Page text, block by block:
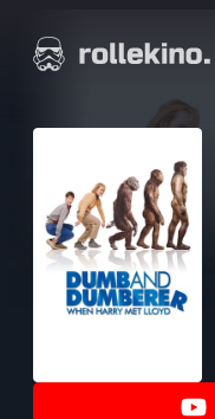
suoraan
Elokuvat ja elokuva-arviot | Rollekino.fi